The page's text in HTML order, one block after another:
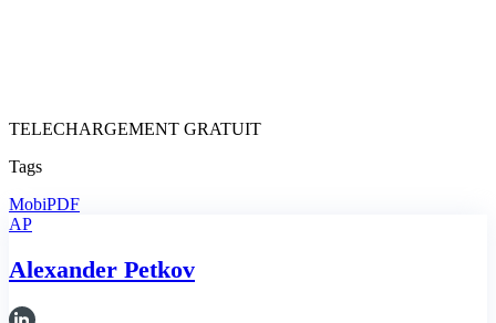
TELECHARGEMENT GRATUIT
Tags
MobiPDF
AP
Alexander Petkov